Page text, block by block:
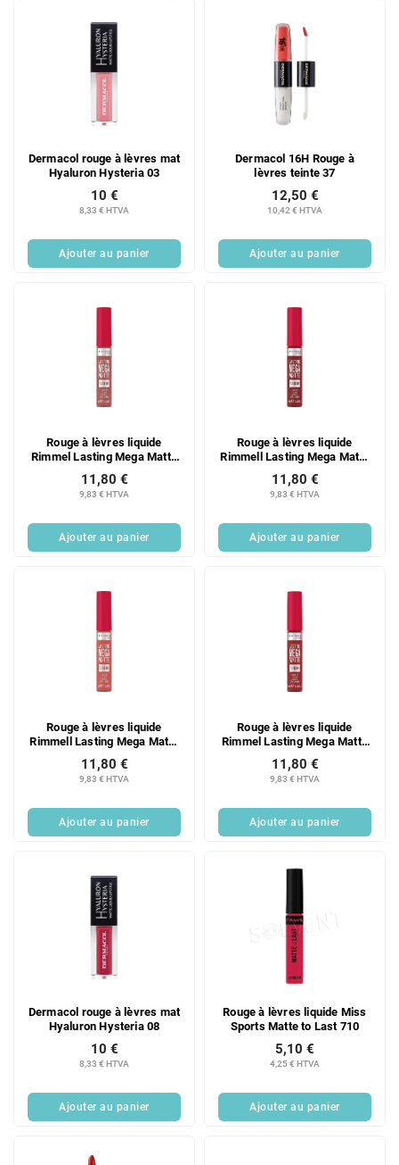
Dermacol rouge à lèvres mat
Hyaluron Hysteria 03
8,33 € HTVA
10 €
Ajouter au panier
Dermacol 16H Rouge à
lèvres teinte 37
10,42 € HTVA
12,50 €
Ajouter au panier
Rouge à lèvres liquide
Rimmel Lasting Mega Matte
110
9,83 € HTVA
11,80 €
Ajouter au panier
Rouge à lèvres liquide
Rimmell Lasting Mega Matte
930
9,83 € HTVA
11,80 €
Ajouter au panier
Rouge à lèvres liquide
Rimmell Lasting Mega Matte
600
9,83 € HTVA
11,80 €
Ajouter au panier
Rouge à lèvres liquide
Rimmel Lasting Mega Matte
500
9,83 € HTVA
11,80 €
Ajouter au panier
Dermacol rouge à lèvres mat
Hyaluron Hysteria 08
8,33 € HTVA
10 €
Ajouter au panier
Rouge à lèvres liquide Miss
Sports Matte to Last 710
4,25 € HTVA
5,10 €
Ajouter au panier